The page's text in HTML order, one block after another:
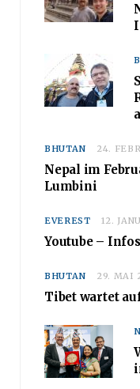
BHUTAN 24.
Nepal im
Lumbini
EVEREST 12.
Youtube – Infos
BHUTAN 29. MAI
Tibet wartet